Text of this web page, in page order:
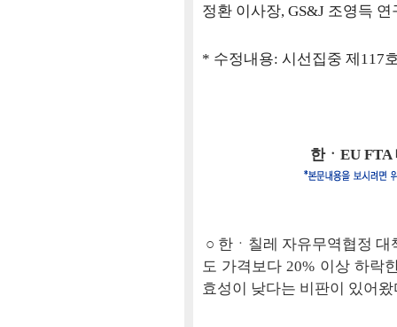
정환 이사장, GS&J 조영득
* 수정내용: 시선집중 제117
한ㆍEU FTA
○ 한ㆍ칠레 자유무역협정
도 가격보다 20% 이상 하락
효성이 낮다는 비판이 있어왔